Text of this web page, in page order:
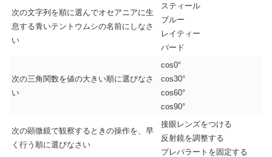
次の文字列を順に選んでオセアニアに生
息する青いテントウムシの名前にしなさ
い
スティール
ブルー
レイティー
バード
次の三角関数を値の大きい順に選びなさ
い
cos0°
cos30°
cos60°
cos90°
次の顕微鏡で観察するときの操作を、早
く行う順に選びなさい
接眼レンズをつける
反射鏡を調整する
プレパラートを固定する